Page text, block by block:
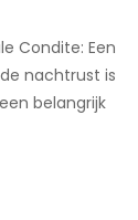
Condite: Een
nachtrust is
belangrijk